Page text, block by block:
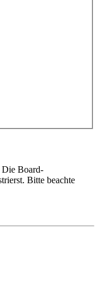
Die Board-
Bitte beachte